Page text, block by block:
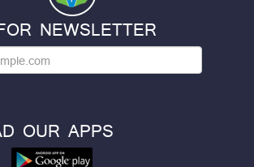
NEWSLETTER
OUR APPS